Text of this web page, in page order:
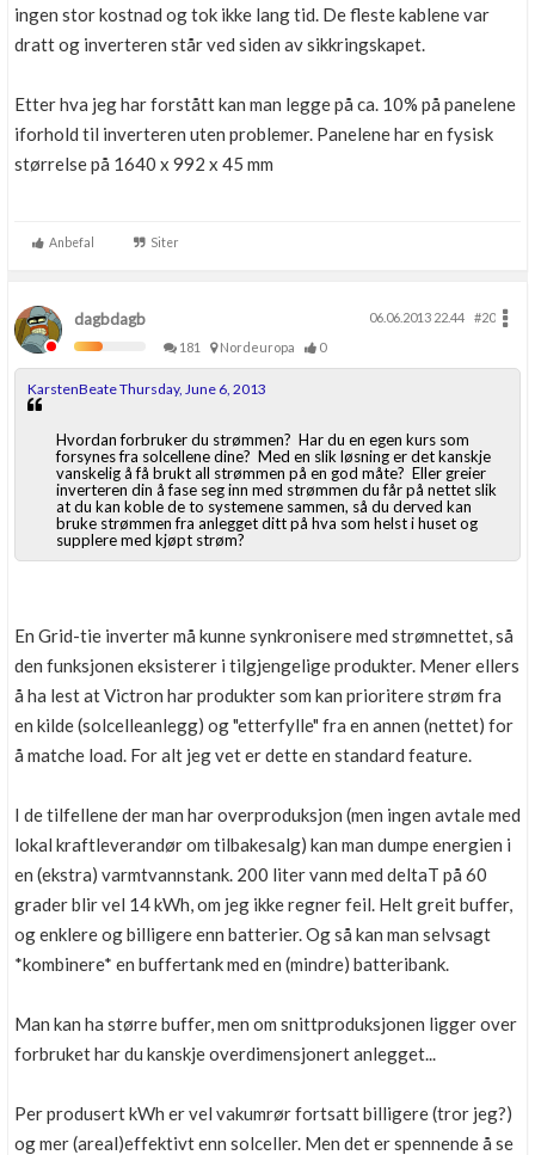
ingen stor kostnad og tok ikke lang tid. De fleste kablene var
dratt og inverteren står ved siden av sikkringskapet.
Etter hva jeg har forstått kan man legge på ca. 10% på panelene
iforhold til inverteren uten problemer. Panelene har en fysisk
størrelse på 1640 x 992 x 45 mm
Anbefal Siter
dagbdagb 06.06.2013 22.44
#20
181
Nordeuropa 0
KarstenBeate Thursday, June 6, 2013
Hvordan forbruker du strømmen? Har du en egen kurs som
forsynes fra solcellene dine? Med en slik løsning er det kanskje
vanskelig å få brukt all strømmen på en god måte? Eller greier
inverteren din å fase seg inn med strømmen du får på nettet slik
at du kan koble de to systemene sammen, så du derved kan
bruke strømmen fra anlegget ditt på hva som helst i huset og
supplere med kjøpt strøm?
En Grid-tie inverter må kunne synkronisere med strømnettet, så
den funksjonen eksisterer i tilgjengelige produkter. Mener ellers
å ha lest at Victron har produkter som kan prioritere strøm fra
en kilde (solcelleanlegg) og "etterfylle" fra en annen (nettet) for
å matche load. For alt jeg vet er dette en standard feature.
I de tilfellene der man har overproduksjon (men ingen avtale med
lokal kraftleverandør om tilbakesalg) kan man dumpe energien i
en (ekstra) varmtvannstank. 200 liter vann med deltaT på 60
grader blir vel 14 kWh, om jeg ikke regner feil. Helt greit buffer,
og enklere og billigere enn batterier. Og så kan man selvsagt
*kombinere* en buffertank med en (mindre) batteribank.
Man kan ha større buffer, men om snittproduksjonen ligger over
forbruket har du kanskje overdimensjonert anlegget...
Per produsert kWh er vel vakumrør fortsatt billigere (tror jeg?)
og mer (areal)effektivt enn solceller. Men det er spennende å se